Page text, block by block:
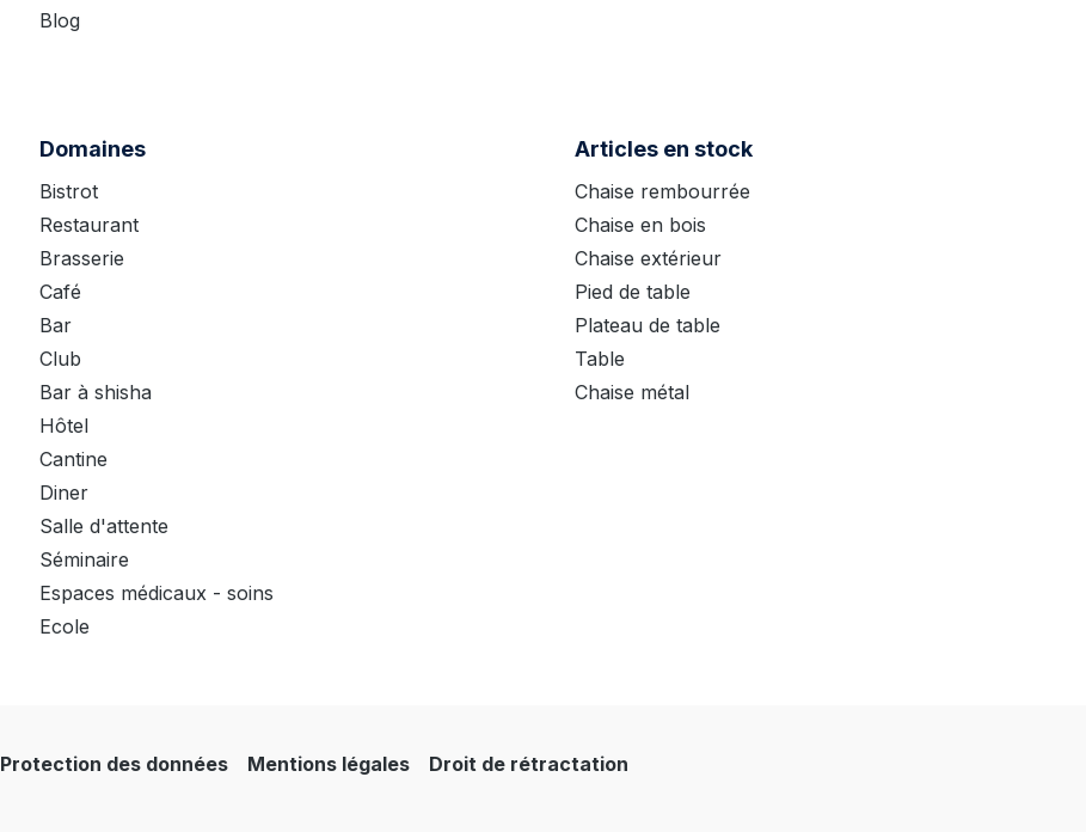
Blog
Domaines
Bistrot
Restaurant
Brasserie
Café
Bar
Club
Bar à shisha
Hôtel
Cantine
Diner
Salle d'attente
Séminaire
Espaces médicaux - soins
Ecole
Articles en stock
Chaise rembourrée
Chaise en bois
Chaise extérieur
Pied de table
Plateau de table
Table
Chaise métal
Protection des données Mentions légales Droit de rétractation